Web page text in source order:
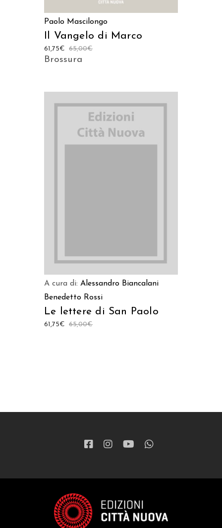
Paolo Mascilongo
Il Vangelo di Marco
65,00€
61,75€
Brossura
A cura di: Alessandro Biancalani
Benedetto Rossi
Le lettere di San Paolo
65,00€
61,75€